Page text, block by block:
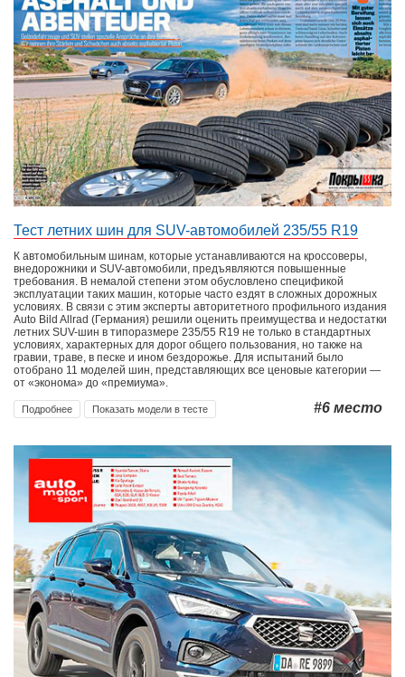
Тест летних шин для SUV-автомобилей 235/55 R19
К автомобильным шинам, которые устанавливаются на кроссоверы,
внедорожники и SUV-автомобили, предъявляются повышенные
требования. В немалой степени этом обусловлено спецификой
эксплуатации таких машин, которые часто ездят в сложных дорожных
условиях. В связи с этим эксперты авторитетного профильного издания
Auto Bild Allrad (Германия) решили оценить преимущества и недостатки
летних SUV-шин в типоразмере 235/55 R19 не только в стандартных
условиях, характерных для дорог общего пользования, но также на
гравии, траве, в песке и ином бездорожье. Для испытаний было
отобрано 11 моделей шин, представляющих все ценовые категории —
от «эконома» до «премиума».
Подробнее Показать модели в тесте #6 место